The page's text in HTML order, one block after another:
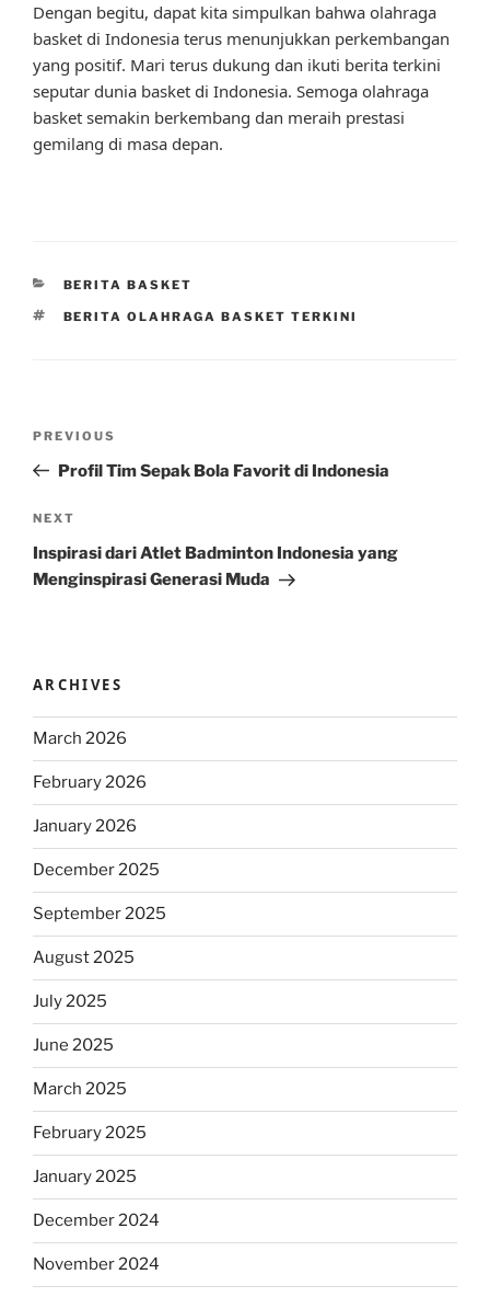
Dengan begitu, dapat kita simpulkan bahwa olahraga
basket di Indonesia terus menunjukkan perkembangan
yang positif. Mari terus dukung dan ikuti berita terkini
seputar dunia basket di Indonesia. Semoga olahraga
basket semakin berkembang dan meraih prestasi
gemilang di masa depan.
CATEGORIES
BERITA BASKET
TAGS
BERITA OLAHRAGA BASKET TERKINI
Previous
Post
PREVIOUS
Profil Tim Sepak Bola Favorit di Indonesia
Next
Post
NEXT
Inspirasi dari Atlet Badminton Indonesia yang
Menginspirasi Generasi Muda
ARCHIVES
March 2026
February 2026
January 2026
December 2025
September 2025
August 2025
July 2025
June 2025
March 2025
February 2025
January 2025
December 2024
November 2024